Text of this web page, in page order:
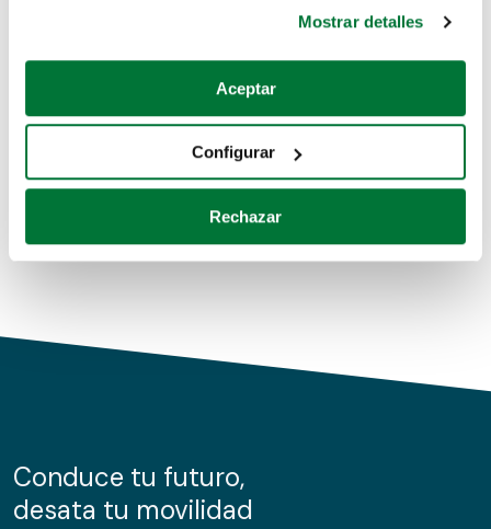
Si lo permite, también quisiéramos:
Recopilar información sobre su ubicación geográfica
Identificar su dispositivo analizándolo activamente
para buscar características específicas (huellas
Obtenga más información sobre cómo se procesan sus
de cookies.
información sobre el uso que haga del sitio web con
nuestros partners de redes sociales, publicidad y análisis
Mostrar detalles
Aceptar
Configurar
Rechazar
Coches de segunda mano
Coches de km0
Conduce tu futuro,
desata tu movilidad